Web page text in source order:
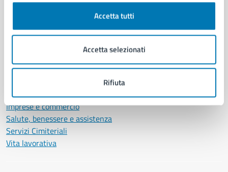
Accetta tutti
Accetta selezionati
Rifiuta
CATEGORIE DI SERVIZIO
Anagrafe e stato civile
Documenti e certificati
Giustizia e sicurezza pubblica
Imprese e commercio
Salute, benessere e assistenza
Servizi Cimiteriali
Vita lavorativa